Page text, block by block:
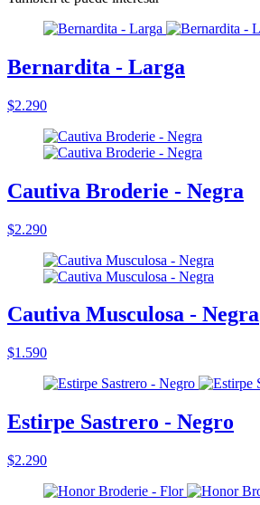
Bernardita - Larga
$2.290
Cautiva Broderie - Negra
$2.290
Cautiva Musculosa - Negra
$1.590
Estirpe Sastrero - Negro
$2.290